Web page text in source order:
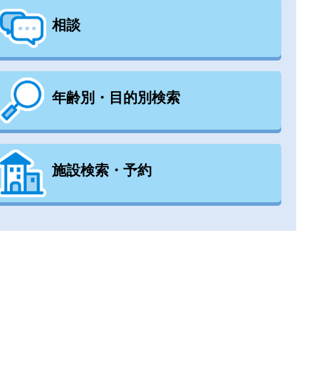
相談
年齢別・目的別検索
施設検索・予約